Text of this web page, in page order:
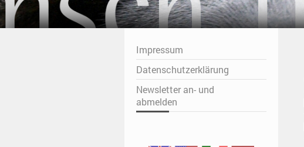
Impressum
Datenschutzerklärung
Newsletter an- und
abmelden